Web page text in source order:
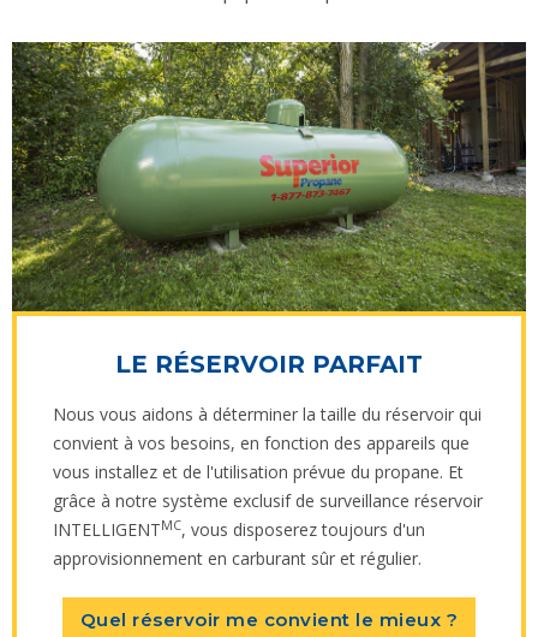
LE RÉSERVOIR PARFAIT
Nous vous aidons à déterminer la taille du réservoir qui
convient à vos besoins, en fonction des appareils que
vous installez et de l'utilisation prévue du propane. Et
grâce à notre système exclusif de surveillance réservoir
INTELLIGENTMC, vous disposerez toujours d'un
approvisionnement en carburant sûr et régulier.
Quel réservoir me convient le mieux ?